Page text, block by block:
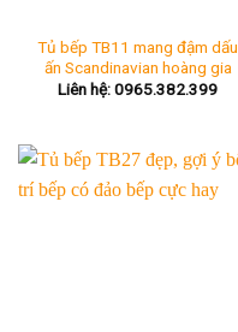
Tủ bếp TB11 mang đậm dấu
ấn Scandinavian hoàng gia
Liên hệ: 0965.382.399